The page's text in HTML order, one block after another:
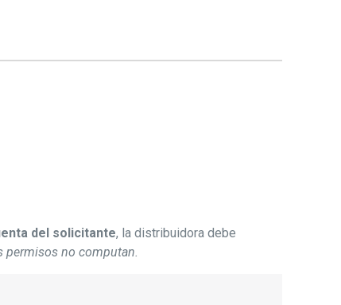
del solicitante, la distribuidora debe
permisos no computan.